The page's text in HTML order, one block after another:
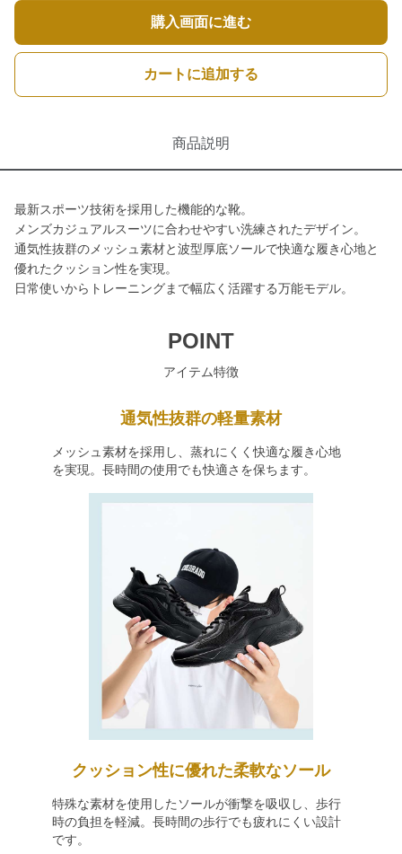
購入画面に進む
カートに追加する
商品説明
最新スポーツ技術を採用した機能的な靴。
メンズカジュアルスーツに合わせやすい洗練されたデザイン。
通気性抜群のメッシュ素材と波型厚底ソールで快適な履き心地と
優れたクッション性を実現。
日常使いからトレーニングまで幅広く活躍する万能モデル。
POINT
アイテム特徴
通気性抜群の軽量素材
メッシュ素材を採用し、蒸れにくく快適な履き心地
を実現。長時間の使用でも快適さを保ちます。
クッション性に優れた柔軟なソール
特殊な素材を使用したソールが衝撃を吸収し、歩行
時の負担を軽減。長時間の歩行でも疲れにくい設計
です。